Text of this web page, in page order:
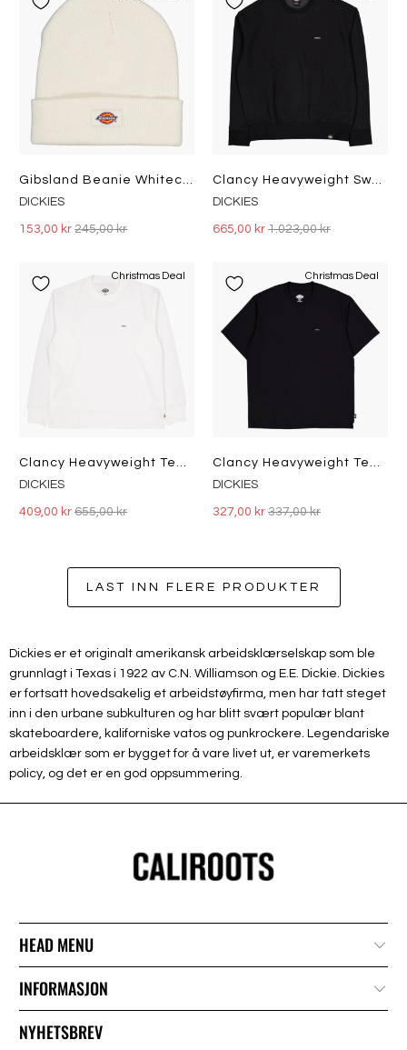
Gibsland Beanie Whitecap Gray
DICKIES
153,00 kr245,00 kr
Clancy Heavyweight Sweatshirt Black
DICKIES
665,00 kr 1.023,00 kr
Christmas Deal
Clancy Heavyweight Tee Ls Whit White
DICKIES
409,00 kr655,00 kr
Christmas Deal
Clancy Heavyweight Tee Ss Blac Black
DICKIES
327,00 kr 337,00 kr
LAST INN FLERE PRODUKTER
Dickies er et originalt amerikansk arbeidsklærselskap som ble
grunnlagt i Texas i 1922 av C.N. Williamson og E.E. Dickie. Dickies
er fortsatt hovedsakelig et arbeidstøyfirma, men har tatt steget
inn i den urbane subkulturen og har blitt svært populær blant
skateboardere, kaliforniske vatos og punkrockere. Legendariske
arbeidsklær som er bygget for å vare livet ut, er varemerkets
policy, og det er en god oppsummering.
HEAD MENU
INFORMASJON
NYHETSBREV